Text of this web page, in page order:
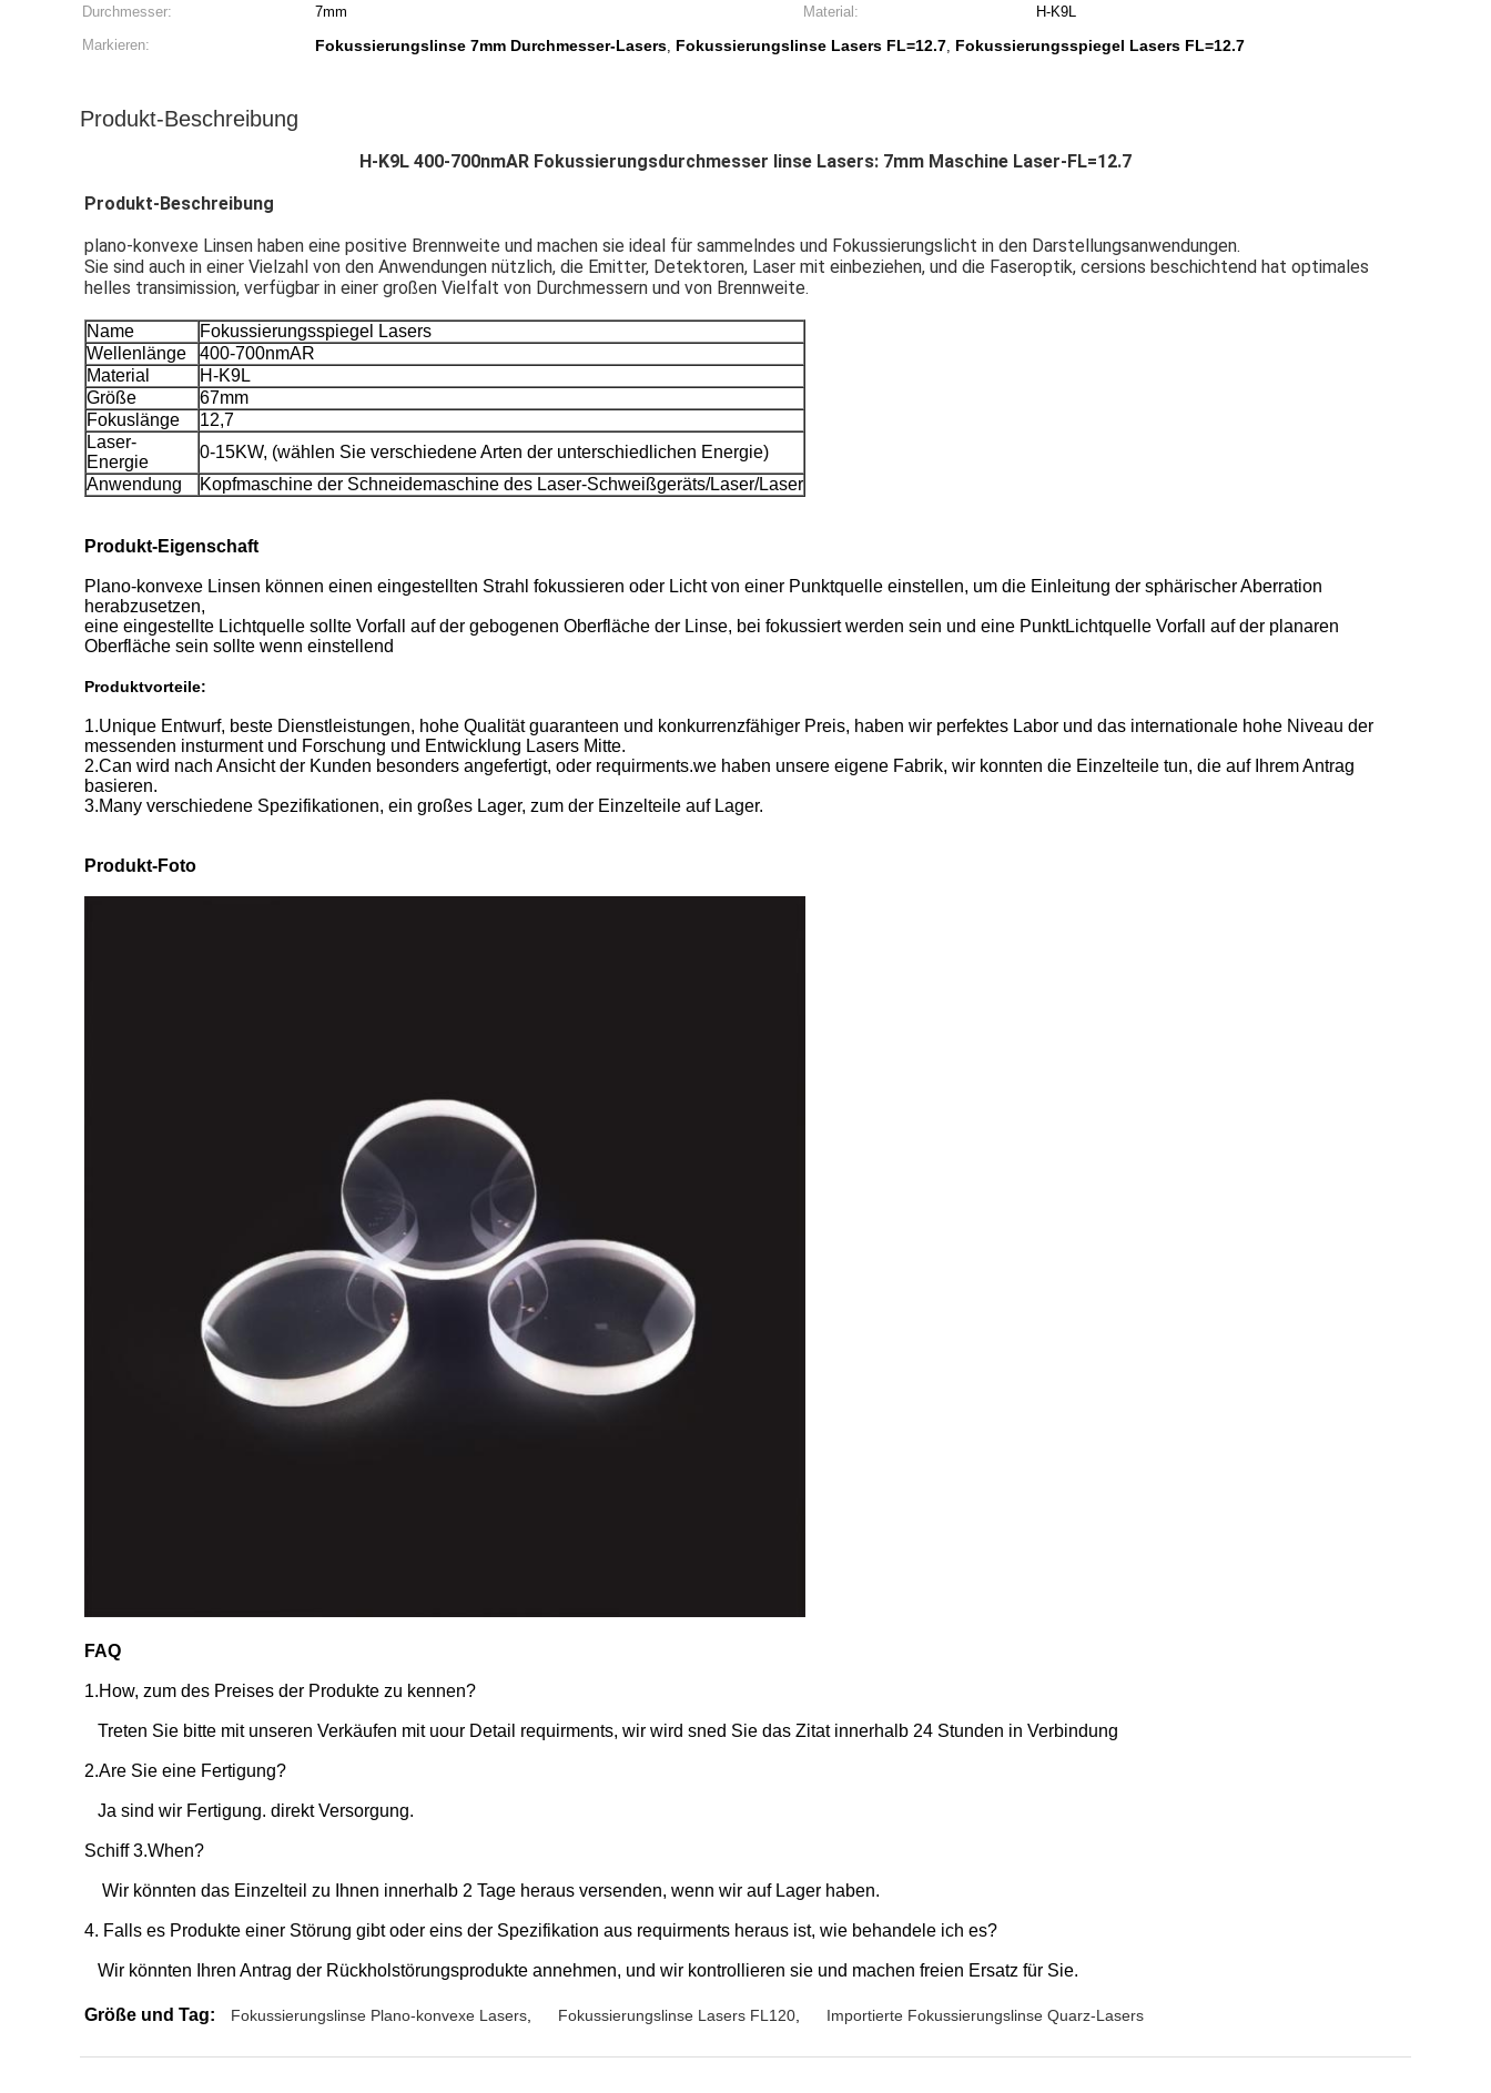
Durchmesser:
7mm Material:
H-K9L
Markieren:
Fokussierungslinse 7mm Durchmesser-Lasers, Fokussierungslinse Lasers FL=12.7, Fokussierungsspiegel Lasers FL=12.7
Produkt-Beschreibung
H-K9L 400-700nmAR Fokussierungsdurchmesser linse Lasers: 7mm Maschine Laser-FL=12.7
Produkt-Beschreibung
plano-konvexe Linsen haben eine positive Brennweite und machen sie ideal für sammelndes und Fokussierungslicht in den Darstellungsanwendungen.
Sie sind auch in einer Vielzahl von den Anwendungen nützlich, die Emitter, Detektoren, Laser mit einbeziehen, und die Faseroptik, cersions beschichtend hat optimales
helles transimission, verfügbar in einer großen Vielfalt von Durchmessern und von Brennweite.
Name
Fokussierungsspiegel Lasers
Wellenlänge
400-700nmAR
Material
H-K9L
Größe
67mm
Fokuslänge
12,7
Laser-
Energie
0-15KW, (wählen Sie verschiedene Arten der unterschiedlichen Energie)
Anwendung
Kopfmaschine der Schneidemaschine des Laser-Schweißgeräts/Laser/Laser
Produkt-Eigenschaft
Plano-konvexe Linsen können einen eingestellten Strahl fokussieren oder Licht von einer Punktquelle einstellen, um die Einleitung der sphärischer Aberration
herabzusetzen,
eine eingestellte Lichtquelle sollte Vorfall auf der gebogenen Oberfläche der Linse, bei fokussiert werden sein und eine PunktLichtquelle Vorfall auf der planaren
Oberfläche sein sollte wenn einstellend
Produktvorteile:
1.Unique Entwurf, beste Dienstleistungen, hohe Qualität guaranteen und konkurrenzfähiger Preis, haben wir perfektes Labor und das internationale hohe Niveau der
messenden insturment und Forschung und Entwicklung Lasers Mitte.
2.Can wird nach Ansicht der Kunden besonders angefertigt, oder requirments.we haben unsere eigene Fabrik, wir konnten die Einzelteile tun, die auf Ihrem Antrag
basieren.
3.Many verschiedene Spezifikationen, ein großes Lager, zum der Einzelteile auf Lager.
Produkt-Foto
FAQ
1.How, zum des Preises der Produkte zu kennen?
Treten Sie bitte mit unseren Verkäufen mit uour Detail requirments, wir wird sned Sie das Zitat innerhalb 24 Stunden in Verbindung
2.Are Sie eine Fertigung?
Ja sind wir Fertigung. direkt Versorgung.
Schiff 3.When?
Wir könnten das Einzelteil zu Ihnen innerhalb 2 Tage heraus versenden, wenn wir auf Lager haben.
4. Falls es Produkte einer Störung gibt oder eins der Spezifikation aus requirments heraus ist, wie behandele ich es?
Wir könnten Ihren Antrag der Rückholstörungsprodukte annehmen, und wir kontrollieren sie und machen freien Ersatz für Sie.
Größe und Tag: Fokussierungslinse Plano-konvexe Lasers Fokussierungslinse Lasers FL120 Importierte Fokussierungslinse Quarz-Lasers